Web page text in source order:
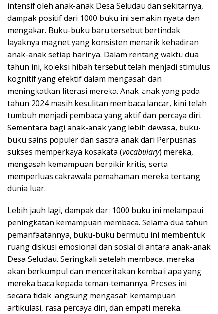
intensif oleh anak-anak Desa Seludau dan sekitarnya,
dampak positif dari 1000 buku ini semakin nyata dan
mengakar. Buku-buku baru tersebut bertindak
layaknya magnet yang konsisten menarik kehadiran
anak-anak setiap harinya. Dalam rentang waktu dua
tahun ini, koleksi hibah tersebut telah menjadi stimulus
kognitif yang efektif dalam mengasah dan
meningkatkan literasi mereka. Anak-anak yang pada
tahun 2024 masih kesulitan membaca lancar, kini telah
tumbuh menjadi pembaca yang aktif dan percaya diri.
Sementara bagi anak-anak yang lebih dewasa, buku-
buku sains populer dan sastra anak dari Perpusnas
sukses memperkaya kosakata (vocabulary) mereka,
mengasah kemampuan berpikir kritis, serta
memperluas cakrawala pemahaman mereka tentang
dunia luar.
Lebih jauh lagi, dampak dari 1000 buku ini melampaui
peningkatan kemampuan membaca. Selama dua tahun
pemanfaatannya, buku-buku bermutu ini membentuk
ruang diskusi emosional dan sosial di antara anak-anak
Desa Seludau. Seringkali setelah membaca, mereka
akan berkumpul dan menceritakan kembali apa yang
mereka baca kepada teman-temannya. Proses ini
secara tidak langsung mengasah kemampuan
artikulasi, rasa percaya diri, dan empati mereka.